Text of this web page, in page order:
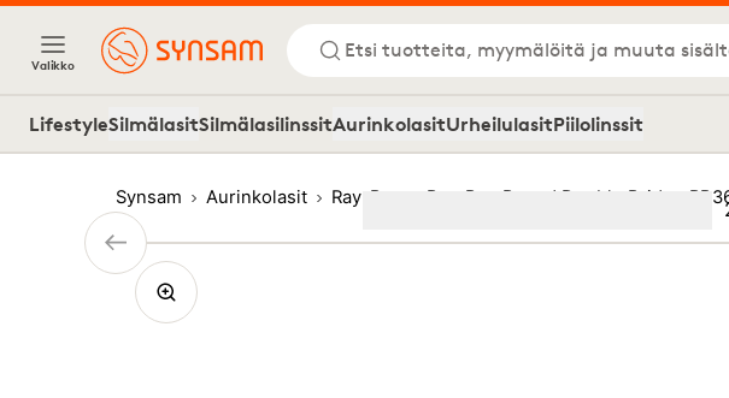
Valikko
Etsi tuotteita, myymälöitä ja muuta
LifestyleSilmälasitSilmälasilinssitAurinkolasitUrheilulasitPiilolinssit
Synsam Aurinkolasit Ray-Ban Ray-Ban Round Double Bridge
3